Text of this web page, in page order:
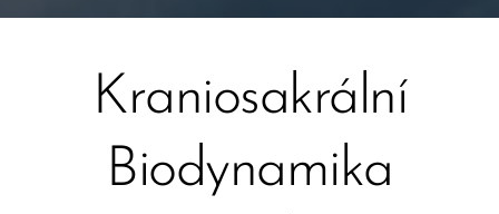
Kraniosakrální
Biodynamika